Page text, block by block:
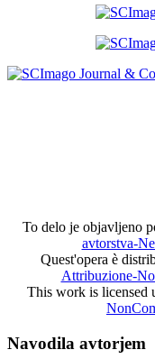
To delo je objavljeno
avtorstva-
Quest'opera è
Attribuzione-
This work is licensed
Navodila avtorjem